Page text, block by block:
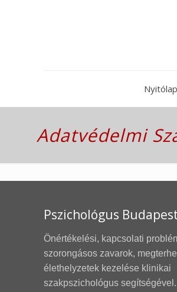
Nyitólap
Adatvédelmi
Pszichológus
Önértékelési, kapcsolati
szorongásos zavarok,
élethelyzetek kezelése klinikai
szakpszichológus segítségével.